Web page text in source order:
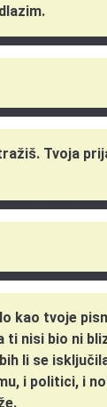
Tvoja
kao tvoje
ti nisi bio ni
li se
i politici, i